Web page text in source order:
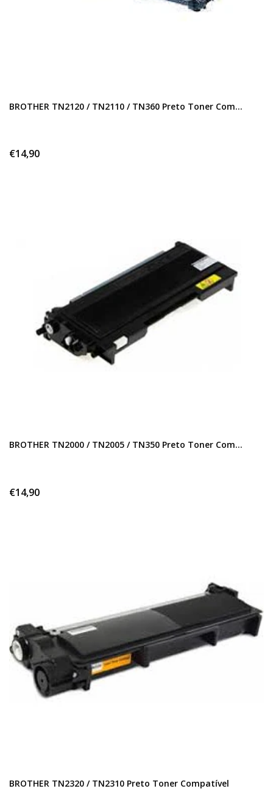
BROTHER TN2120 / TN2110 / TN360 Preto Toner Com...
€14,90
BROTHER TN2000 / TN2005 / TN350 Preto Toner Com...
€14,90
BROTHER TN2320 / TN2310 Preto Toner Compatível